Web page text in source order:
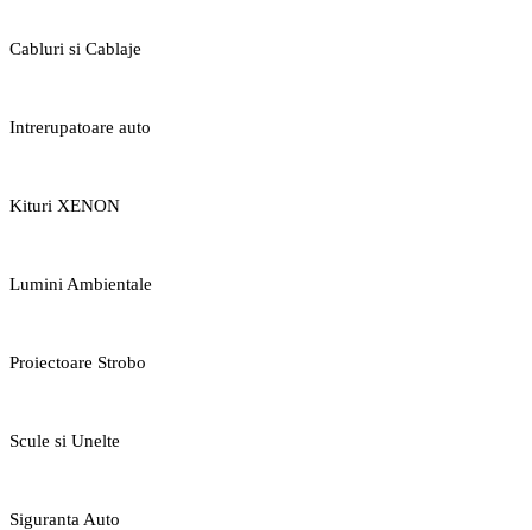
Cabluri si Cablaje
Intrerupatoare auto
Kituri XENON
Lumini Ambientale
Proiectoare Strobo
Scule si Unelte
Siguranta Auto